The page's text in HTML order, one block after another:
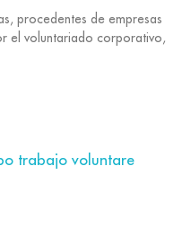
procedentes de empresas
el voluntariado corporativo,